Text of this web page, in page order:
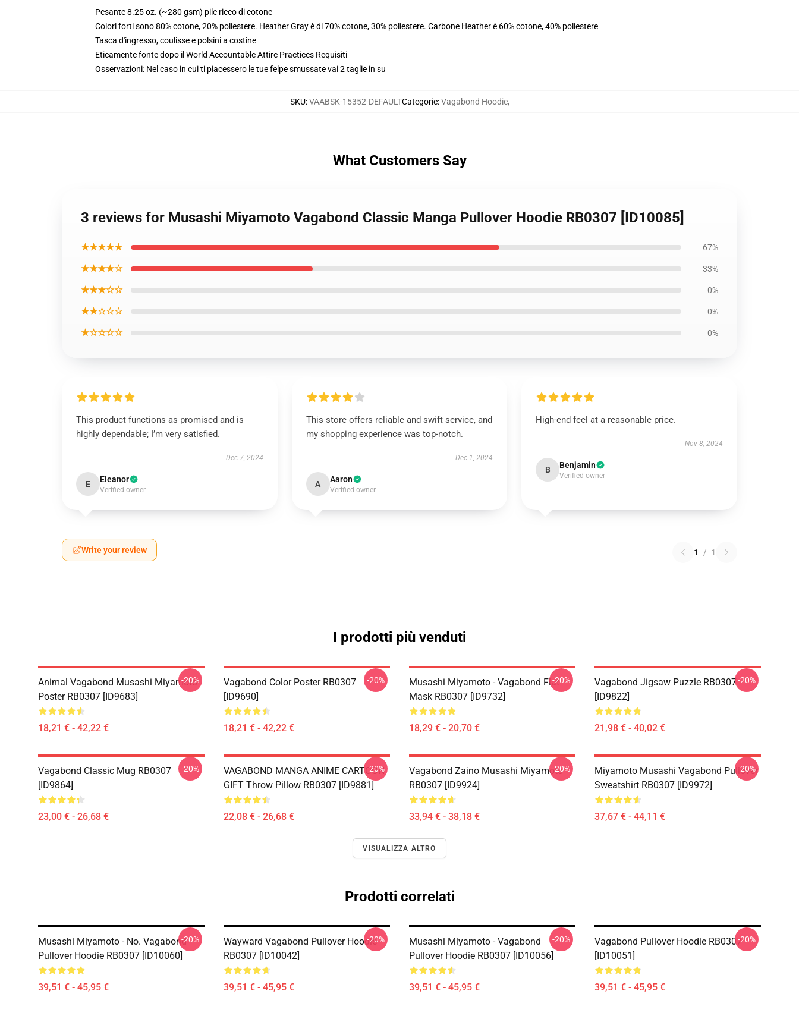
Pesante 8.25 oz. (~280 gsm) pile ricco di cotone
Colori forti sono 80% cotone, 20% poliestere. Heather Gray è di 70% cotone, 30% poliestere. Carbone Heather è 60% cotone, 40% poliestere
Tasca d'ingresso, coulisse e polsini a costine
Eticamente fonte dopo il World Accountable Attire Practices Requisiti
Osservazioni: Nel caso in cui ti piacessero le tue felpe smussate vai 2 taglie in su
SKU:VAABSK-15352-DEFAULTCategorie:Vagabond Hoodie,
What Customers Say
3 reviews for Musashi Miyamoto Vagabond Classic Manga Pullover Hoodie RB0307 [ID10085]
★★★★★ 67%
★★★★☆ 33%
★★★☆☆ 0%
★★☆☆☆ 0%
★☆☆☆☆ 0%
This product functions as promised and is
highly dependable; I’m very satisfied.
Dec 7, 2024
E Eleanor
Verified owner
This store offers reliable and swift service, and
my shopping experience was top-notch.
Dec 1, 2024
A Aaron
Verified owner
High-end feel at a reasonable price.
Nov 8, 2024
B Benjamin
Verified owner
Write your review 1 / 1
I prodotti più venduti
Animal Vagabond Musashi Miyamoto
Poster RB0307 [ID9683]
18,21 € - 42,22 €
-20%
Vagabond Color Poster RB0307
[ID9690]
18,21 € - 42,22 €
-20%
Musashi Miyamoto - Vagabond Flat
Mask RB0307 [ID9732]
18,29 € - 20,70 €
-20%
Vagabond Jigsaw Puzzle RB0307
[ID9822]
21,98 € - 40,02 €
-20%
Vagabond Classic Mug RB0307
[ID9864]
23,00 € - 26,68 €
-20%
VAGABOND MANGA ANIME CARTOON
GIFT Throw Pillow RB0307 [ID9881]
22,08 € - 26,68 €
-20%
Vagabond Zaino Musashi Miyamoto
RB0307 [ID9924]
33,94 € - 38,18 €
-20%
Miyamoto Musashi Vagabond Pullover
Sweatshirt RB0307 [ID9972]
37,67 € - 44,11 €
-20%
VISUALIZZA ALTRO
Prodotti correlati
Musashi Miyamoto - No. Vagabond
Pullover Hoodie RB0307 [ID10060]
39,51 € - 45,95 €
-20%
Wayward Vagabond Pullover Hoodie
RB0307 [ID10042]
39,51 € - 45,95 €
-20%
Musashi Miyamoto - Vagabond
Pullover Hoodie RB0307 [ID10056]
39,51 € - 45,95 €
-20%
Vagabond Pullover Hoodie RB0307
[ID10051]
39,51 € - 45,95 €
-20%